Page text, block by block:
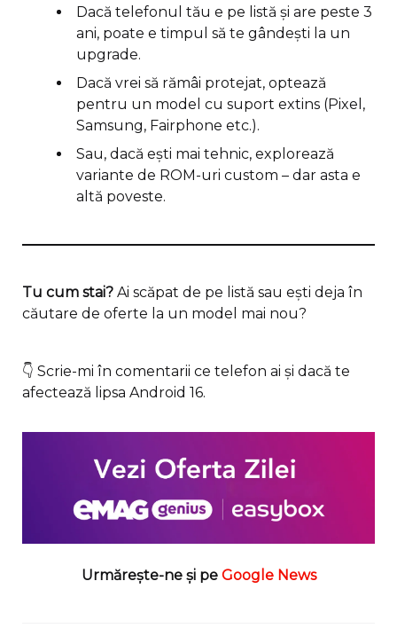
Dacă telefonul tău e pe listă și are peste 3
ani, poate e timpul să te gândești la un
upgrade.
Dacă vrei să rămâi protejat, optează
pentru un model cu suport extins (Pixel,
Samsung, Fairphone etc.).
Sau, dacă ești mai tehnic, explorează
variante de ROM-uri custom – dar asta e
altă poveste.
Tu cum stai? Ai scăpat de pe listă sau ești deja în
căutare de oferte la un model mai nou?
👇 Scrie-mi în comentarii ce telefon ai și dacă te
afectează lipsa Android 16.
Urmărește-ne și pe Google News